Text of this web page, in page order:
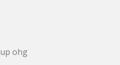
ohg